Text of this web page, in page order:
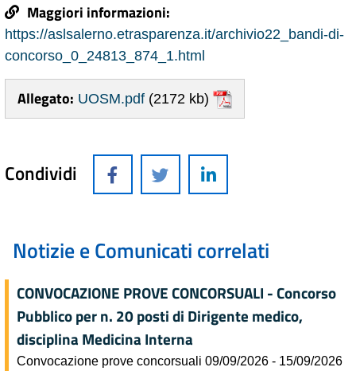
Maggiori informazioni:
https://aslsalerno.etrasparenza.it/archivio22_bandi-di-
concorso_0_24813_874_1.html
Allegato: UOSM.pdf (2172 kb)
Condividi
Notizie e Comunicati correlati
CONVOCAZIONE PROVE CONCORSUALI - Concorso
Pubblico per n. 20 posti di Dirigente medico,
disciplina Medicina Interna
Convocazione prove concorsuali 09/09/2026 - 15/09/2026